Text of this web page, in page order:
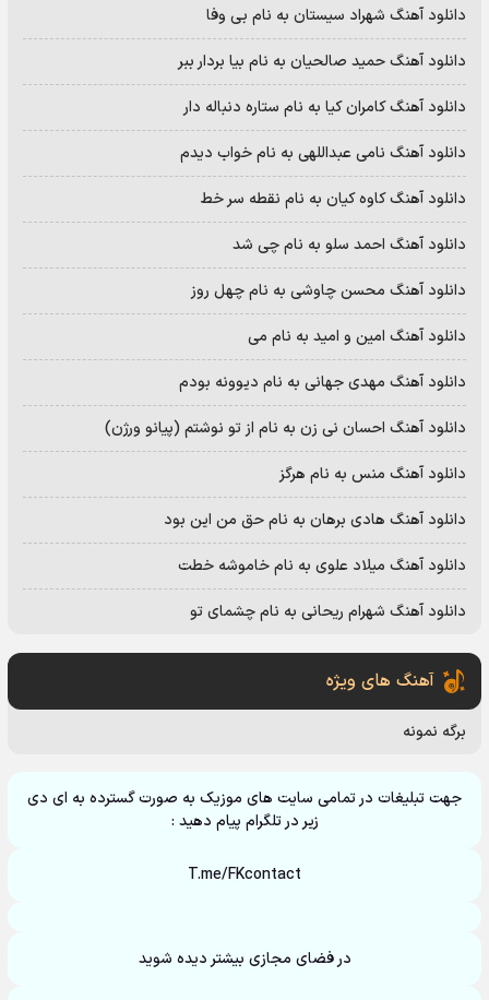
دانلود آهنگ شهراد سیستان به نام بی وفا
دانلود آهنگ حمید صالحیان به نام بیا بردار ببر
دانلود آهنگ کامران کیا به نام ستاره دنباله دار
دانلود آهنگ نامی عبداللهی به نام خواب دیدم
دانلود آهنگ کاوه کیان به نام نقطه سر خط
دانلود آهنگ احمد سلو به نام چی شد
دانلود آهنگ محسن چاوشی به نام چهل روز
دانلود آهنگ امین و امید به نام می
دانلود آهنگ مهدی جهانی به نام دیوونه بودم
دانلود آهنگ احسان نی زن به نام از تو نوشتم (پیانو ورژن)
دانلود آهنگ منس به نام هرگز
دانلود آهنگ هادی برهان به نام حق من این بود
دانلود آهنگ میلاد علوی به نام خاموشه خطت
دانلود آهنگ شهرام ریحانی به نام چشمای تو
آهنگ های ویژه
برگه نمونه
جهت تبلیغات در تمامی سایت های موزیک به صورت گسترده به ای دی
زیر در تلگرام پیام دهید :
T.me/FKcontact
در فضای مجازی بیشتر دیده شوید